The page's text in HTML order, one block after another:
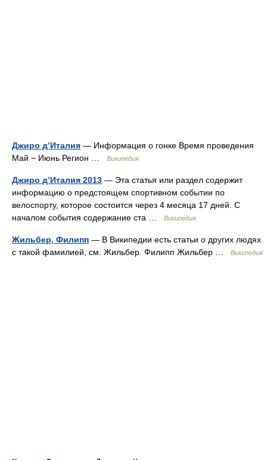
Джиро д’Италия — Информация о гонке Время проведения
Май − Июнь Регион …
Википедия
Джиро д’Италия 2013 — Эта статья или раздел содержит
информацию о предстоящем спортивном событии по
велоспорту, которое состоится через 4 месяца 17 дней. С
началом события содержание ста …
Википедия
Жильбер, Филипп — В Википедии есть статьи о других людях
с такой фамилией, см. Жильбер. Филипп Жильбер …
Википедия